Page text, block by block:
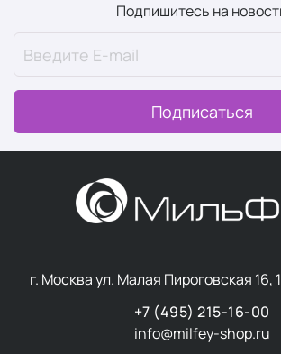
Подпишитесь на
Подписаться
г. Москва ул. Малая Пироговская 16,
+7 (495) 215-16-00
info@milfey-shop.ru